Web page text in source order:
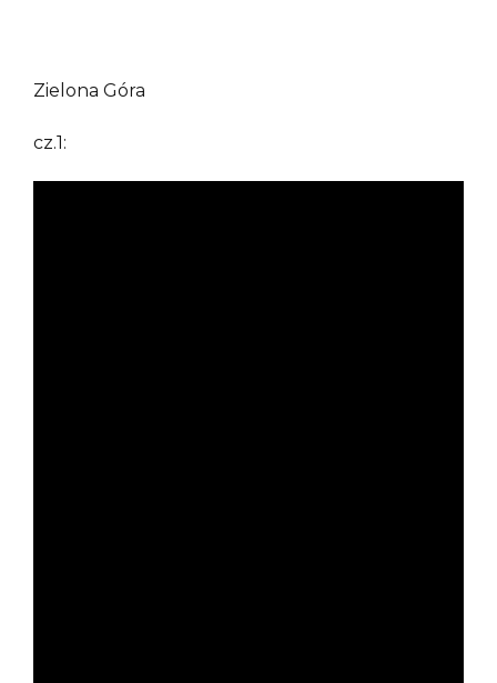
Zielona Góra
cz.1: